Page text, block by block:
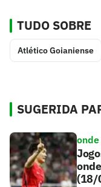
TUDO SOBRE
Atlético Goianiense
SUGERIDA
(18/